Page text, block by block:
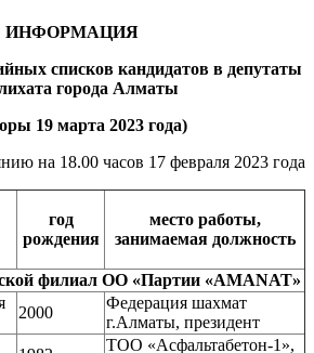
ИНФОРМАЦИЯ
списков кандидатов в депутаты
города Алматы
19 марта 2023 года)
на 18.00 часов 17 февраля 2023 года
год
рождения
место работы,
занимаемая должность
филиал ОО «Партии «AMANAT»
2000
Федерация шахмат
г.Алматы, президент
ТОО «Асфальтабетон-1»,